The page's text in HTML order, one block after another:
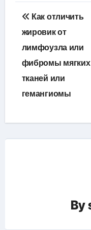
Навигация
по
записям
Как отличить
жировик от
лимфоузла или
фибромы мягких
тканей или
гемангиомы
By